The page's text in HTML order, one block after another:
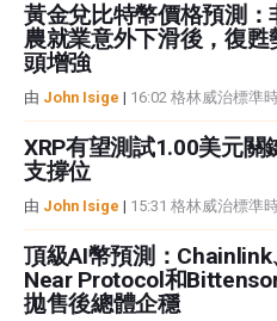
黃金兌比特幣價格預測：
農就業意外下滑後，復甦
頭增強
由 John Isige | 16:02 格林威治標準
XRP有望測試1.00美元關
支撐位
由 John Isige | 15:31 格林威治標準
頂級AI幣預測：Chainlink
Near Protocol和
拋售後總體企穩